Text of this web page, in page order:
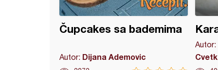
Čupcakes sa bademima
Autor: Dijana Ademovic
Autor: